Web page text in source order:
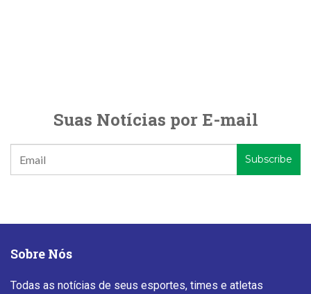
Suas Notícias por E-mail
Sobre Nós
Todas as notícias de seus esportes, times e atletas